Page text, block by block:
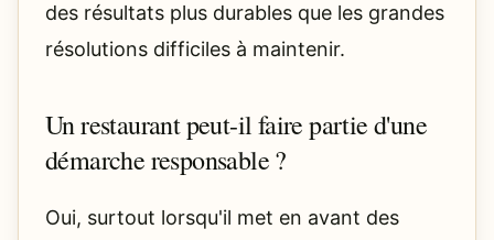
des résultats plus durables que les grandes
résolutions difficiles à maintenir.
Un restaurant peut-il faire partie d'une
démarche responsable ?
Oui, surtout lorsqu'il met en avant des